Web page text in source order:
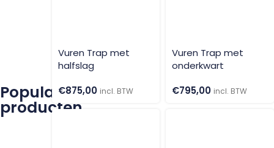
Populaire
producten
Vuren Trap met
halfslag
€875,00 incl. BTW
Vuren Trap met
onderkwart
€795,00 incl. BTW